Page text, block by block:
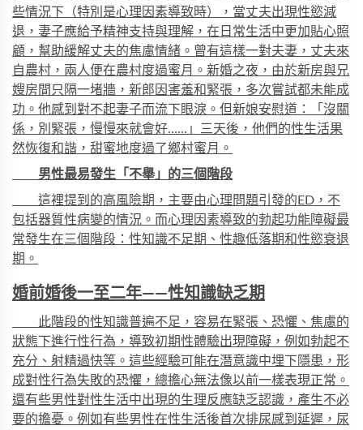
些情況下（特別是心理因素導致時），當丈夫出現性慾減
退，妻子應給予精神支持與理解，在日常生活中更加貼心照
顧，幫助緩解丈夫的焦慮情緒。曾有這樣一對夫妻，丈夫來
自農村，兩人便在農村度過蜜月。新婚之夜，由於新房與兄
嫂房間只隔一堵牆，新郎因害羞和緊張，多次嘗試都未能成
功。他感到對不起妻子而流下眼淚。但新娘安慰道：「沒關
係，別緊張，慢慢來就會好……」三天後，他們的性生活果
然恢復和諧，甜蜜地度過了鄉村蜜月。
男性最易發生「不舉」的三個階段
這裡提到的高風險期，主要由心理問題引發的ED，不
包括器質性病變的情況。而心理因素導致的勃起功能障礙最
常發生在三個階段：性知識不足期、性趣低落期和性慾衰退
期。
婚前婚後一至二年——性知識缺乏期
此階段的性知識普遍不足，容易在緊張、恐懼、焦慮的
狀態下進行性行為，導致初期性體驗出現障礙，例如勃起不
充分、 射精過快等。這些經驗可能在潛意識中埋下隱患，形
成對性行為失敗的恐懼，總擔心無法像以前一樣表現正常。
還有些男性對性生活中出現的生理反應缺乏認識，產生不必
要的擔憂。例如有些男性在性生活後首次排尿感到延遲，尿